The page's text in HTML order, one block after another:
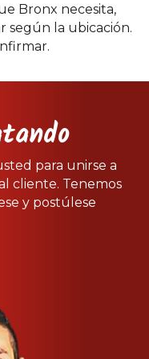
Bronx necesita,
según la ubicación.
para unirse a
cliente. Tenemos
y postúlese